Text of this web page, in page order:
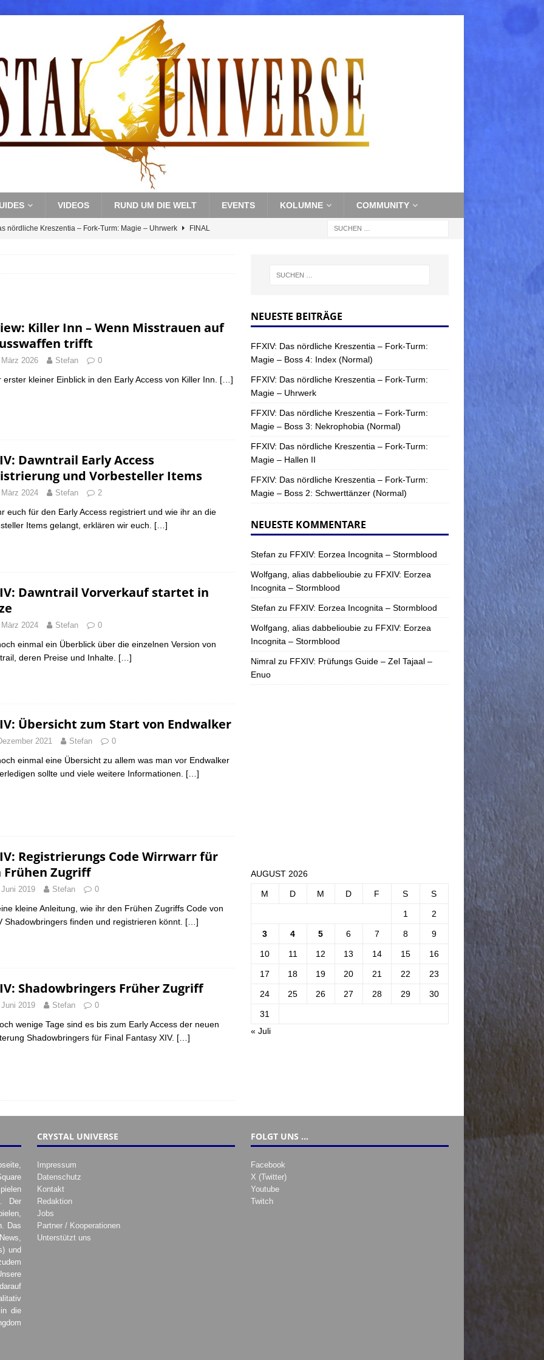
VIDEOS RUND UM DIE WELT EVENTS KOLUMNE COMMUNITY
nördliche Kreszentia – Fork-Turm: Magie – Uhrwerk FINAL
Killer Inn – Wenn Misstrauen auf
trifft
2026 Stefan 0
erster kleiner Einblick in den Early Access von Killer Inn. […]
Dawntrail Early Access
und Vorbesteller Items
2024 Stefan 2
euch für den Early Access registriert und wie ihr an die
Items gelangt, erklären wir euch. […]
Dawntrail Vorverkauf startet in
2024 Stefan 0
einmal ein Überblick über die einzelnen Version von
deren Preise und Inhalte. […]
Übersicht zum Start von Endwalker
2021 Stefan 0
einmal eine Übersicht zu allem was man vor Endwalker
sollte und viele weitere Informationen. […]
Registrierungs Code Wirrwarr für
Frühen Zugriff
2019 Stefan 0
kleine Anleitung, wie ihr den Frühen Zugriffs Code von
Shadowbringers finden und registrieren könnt. […]
Shadowbringers Früher Zugriff
2019 Stefan 0
wenige Tage sind es bis zum Early Access der neuen
Shadowbringers für Final Fantasy XIV. […]
NEUESTE BEITRÄGE
FFXIV: Das nördliche Kreszentia – Fork-Turm:
Magie – Boss 4: Index (Normal)
FFXIV: Das nördliche Kreszentia – Fork-Turm:
Magie – Uhrwerk
FFXIV: Das nördliche Kreszentia – Fork-Turm:
Magie – Boss 3: Nekrophobia (Normal)
FFXIV: Das nördliche Kreszentia – Fork-Turm:
Magie – Hallen II
FFXIV: Das nördliche Kreszentia – Fork-Turm:
Magie – Boss 2: Schwerttänzer (Normal)
NEUESTE KOMMENTARE
Stefan zu FFXIV: Eorzea Incognita – Stormblood
Wolfgang, alias dabbelioubiezu FFXIV: Eorzea
Incognita – Stormblood
Stefan zu FFXIV: Eorzea Incognita – Stormblood
Wolfgang, alias dabbelioubiezu FFXIV: Eorzea
Incognita – Stormblood
Nimralzu FFXIV: Prüfungs Guide – Zel Tajaal –
Enuo
AUGUST 2026
M D M D F S S
1 2
3 4 5 6 7 8 9
10 11 12 13 14 15 16
17 18 19 20 21 22 23
24 25 26 27 28 29 30
31
« Juli
Der
Das
und
die
CRYSTAL UNIVERSE
Impressum
Datenschutz
Kontakt
Redaktion
Jobs
Partner / Kooperationen
Unterstützt uns
FOLGT UNS …
Facebook
X (Twitter)
Youtube
Twitch